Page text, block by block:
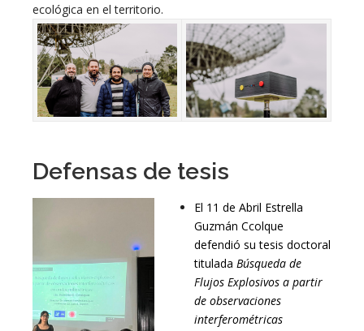
ecológica en el territorio.
Defensas de tesis
El 11 de Abril Estrella
Guzmán Ccolque
defendió su tesis doctoral
titulada Búsqueda de
Flujos Explosivos a partir
de observaciones
interferométricas